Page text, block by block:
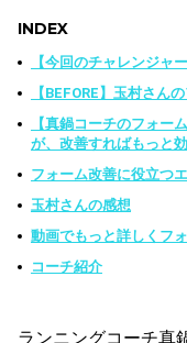
INDEX
【今回のチャレンジャ
【BEFORE】玉村さん
【真鍋コーチのフォー
が、改善すればもっと
フォーム改善に役立つ
玉村さんの感想
動画でもっと詳しくフ
コーチ紹介
ランニングコーチ真